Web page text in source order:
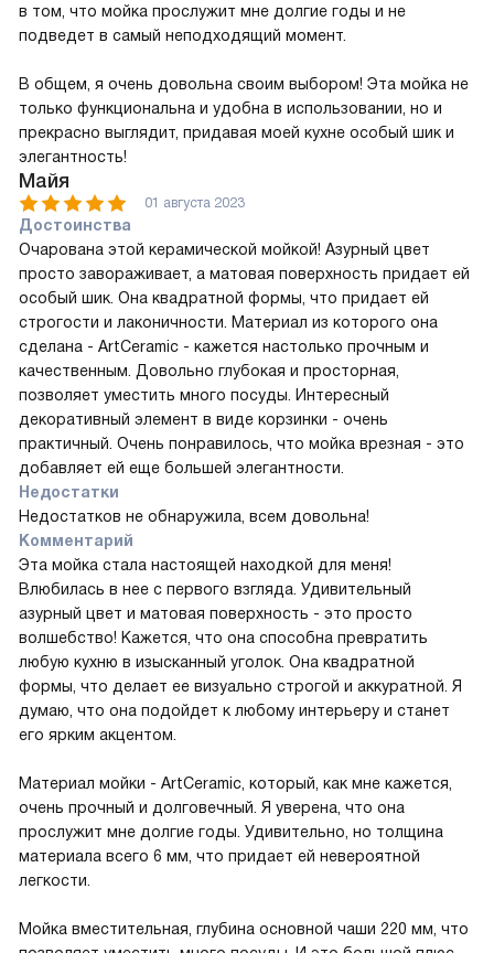
в том, что мойка прослужит мне долгие годы и не
подведет в самый неподходящий момент.
В общем, я очень довольна своим выбором! Эта мойка не
только функциональна и удобна в использовании, но и
прекрасно выглядит, придавая моей кухне особый шик и
элегантность!
Майя
01 августа 2023
Достоинства
Очарована этой керамической мойкой! Азурный цвет
просто завораживает, а матовая поверхность придает ей
особый шик. Она квадратной формы, что придает ей
строгости и лаконичности. Материал из которого она
сделана - ArtCeramic - кажется настолько прочным и
качественным. Довольно глубокая и просторная,
позволяет уместить много посуды. Интересный
декоративный элемент в виде корзинки - очень
практичный. Очень понравилось, что мойка врезная - это
добавляет ей еще большей элегантности.
Недостатки
Недостатков не обнаружила, всем довольна!
Комментарий
Эта мойка стала настоящей находкой для меня!
Влюбилась в нее с первого взгляда. Удивительный
азурный цвет и матовая поверхность - это просто
волшебство! Кажется, что она способна превратить
любую кухню в изысканный уголок. Она квадратной
формы, что делает ее визуально строгой и аккуратной. Я
думаю, что она подойдет к любому интерьеру и станет
его ярким акцентом.
Материал мойки - ArtCeramic, который, как мне кажется,
очень прочный и долговечный. Я уверена, что она
прослужит мне долгие годы. Удивительно, но толщина
материала всего 6 мм, что придает ей невероятной
легкости.
Мойка вместительная, глубина основной чаши 220 мм, что